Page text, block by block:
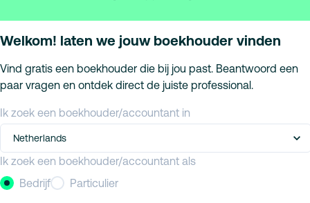
Welkom! laten we jouw boekhouder vinden
Vind gratis een boekhouder die bij jou past. Beantwoord een
paar vragen en ontdek direct de juiste professional.
Ik zoek een boekhouder/accountant in
Netherlands
Ik zoek een boekhouder/accountant als
Bedrijf
Particulier